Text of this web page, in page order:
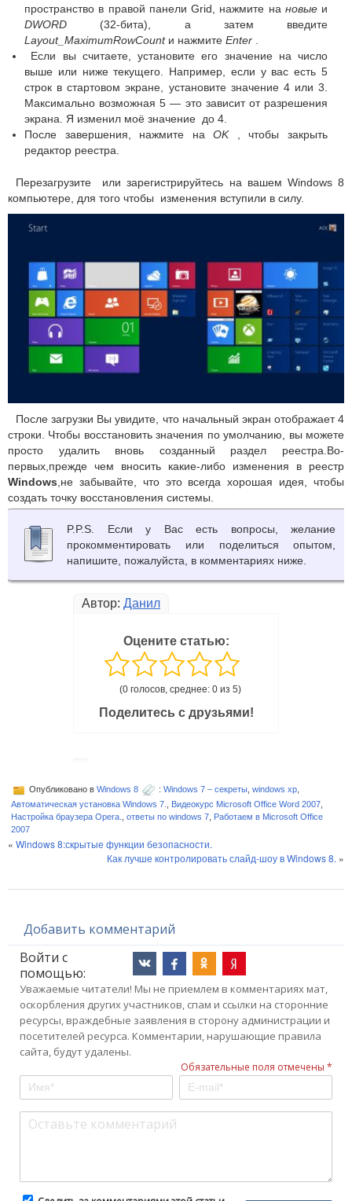
пространство в правой панели Grid, нажмите на новыеи
DWORD (32-бита), а затем введите
Layout_MaximumRowCount и нажмите Enter
Если вы считаете, установите его значение на число
выше или ниже текущего. Например, если у вас есть 5
строк в стартовом экране, установите значение 4 или 3.
Максимально возможная 5 — это зависит от разрешения
экрана. Я изменил моё значение до 4.
После завершения, нажмите наOK, чтобы закрыть
редактор реестра.
Перезагрузите или зарегистрируйтесь на вашем Windows 8
компьютере, для того чтобы изменения вступили в силу.
После загрузки Вы увидите, что начальный экран отображает 4
строки. Чтобы восстановить значения по умолчанию, вы можете
просто удалить вновь созданный раздел реестра.Во-
первых,прежде чем вносить какие-либо изменения в реестр
Windows ,не забывайте, что это всегда хорошая идея, чтобы
создать точку восстановления системы.
P.P.S. Если у Вас есть вопросы, желание
прокомментировать или поделиться опытом,
напишите, пожалуйста, в комментариях ниже.
Автор: Данил
Оцените статью:
(0 голосов, среднее: 0 из 5)
Поделитесь с друзьями!
Опубликовано в Windows 8 : Windows 7 – секреты windows xp
Автоматическая установка Windows 7.
Видеокурс Microsoft Office Word 2007
Настройка браузера Opera.
ответы по windows 7 Работаем в Microsoft Office
2007
« Windows 8:скрытые функции безопасности.
Как лучше контролировать слайд-шоу в Windows 8. »
Добавить комментарий
Войти с
помощью:
Уважаемые читатели! Мы не приемлем в комментариях мат,
оскорбления других участников, спам и ссылки на сторонние
ресурсы, враждебные заявления в сторону администрации и
посетителей ресурса. Комментарии, нарушающие правила
сайта, будут удалены.
Обязательные поля отмечены *